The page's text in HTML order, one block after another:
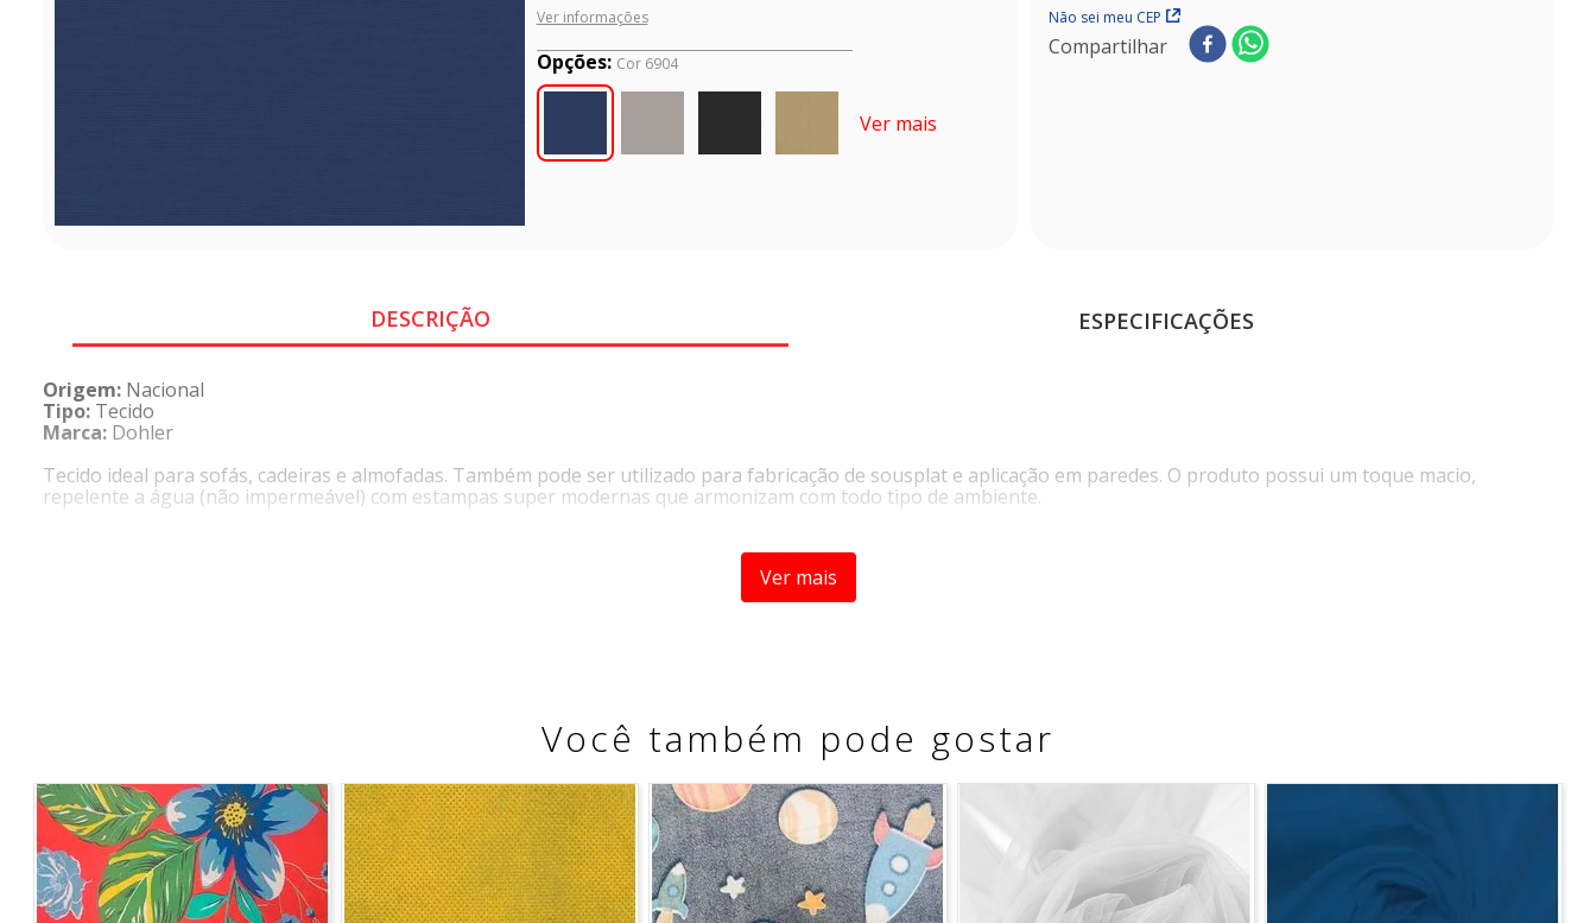
Ver informações
Opções: Cor 6904
Ver mais
Não sei meu CEP
Compartilhar
DESCRIÇÃO ESPECIFICAÇÕES
Origem:Nacional
Tipo:Tecido
Marca:Dohler
Tecido ideal para sofás, cadeiras e almofadas. Também pode ser utilizado para fabricação de sousplat e aplicação em paredes. O produto possui um toque macio,
repelente a água (não impermeável) com estampas super modernas que armonizam com todo tipo de ambiente.
Para pedidos acima de 15 metros, é possível que haja fracionamento do corte.
Ver mais
Você também pode gostar